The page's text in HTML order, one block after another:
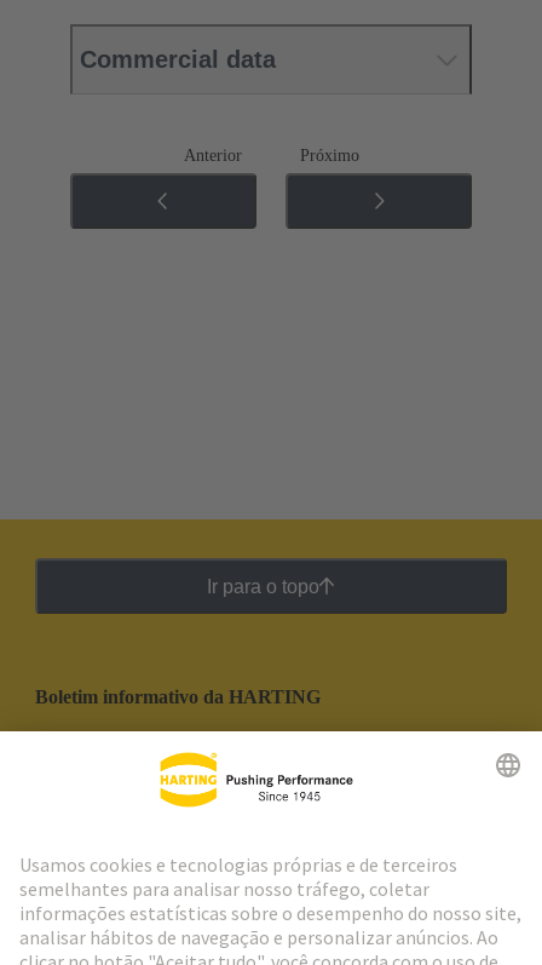
Commercial data
Anterior Próximo
Ir para o topo
Boletim informativo da HARTING
Social Media